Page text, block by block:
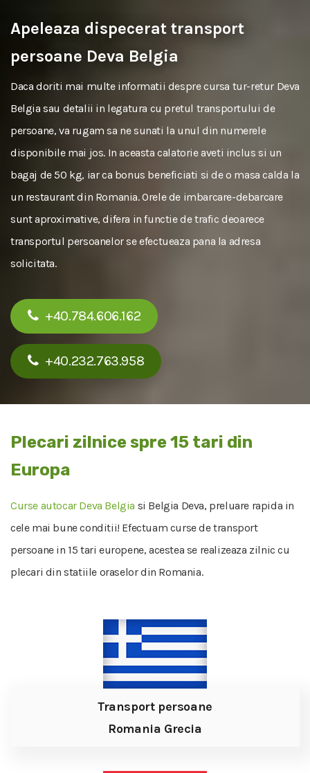
Apeleaza dispecerat transport
persoane Deva Belgia
Daca doriti mai multe informatii despre cursa tur-retur Deva
Belgia sau detalii in legatura cu pretul transportului de
persoane, va rugam sa ne sunati la unul din numerele
disponibile mai jos. In aceasta calatorie aveti inclus si un
bagaj de 50 kg, iar ca bonus beneficiati si de o masa calda la
un restaurant din Romania. Orele de imbarcare-debarcare
sunt aproximative, difera in functie de trafic deoarece
transportul persoanelor se efectueaza pana la adresa
solicitata.
+40.784.606.162
+40.232.763.958
Plecari zilnice spre 15 tari din
Europa
Curse autocar Deva Belgia si Belgia Deva, preluare rapida in
cele mai bune conditii! Efectuam curse de transport
persoane in 15 tari europene, acestea se realizeaza zilnic cu
plecari din statiile oraselor din Romania.
Transport persoane
Romania Grecia